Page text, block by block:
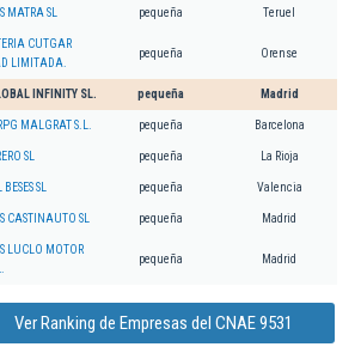
MATRA SL pequeña Teruel
CUTGAR
LIMITADA.
pequeña Orense
INFINITY SL. pequeña Madrid
MALGRAT S.L. pequeña Barcelona
SL pequeña La Rioja
SL pequeña Valencia
CASTINAUTO SL pequeña Madrid
LUCLO MOTOR
pequeña Madrid
Ver Ranking de Empresas del CNAE 9531